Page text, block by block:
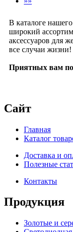
В каталоге
широкий
аксессуаров для
все случаи жизни!
Приятных вам
Сайт
Главная
Каталог
Доставка и
Полезные
Контакты
Продукция
Золотые и